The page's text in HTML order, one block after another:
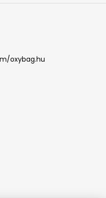
oxybag.hu